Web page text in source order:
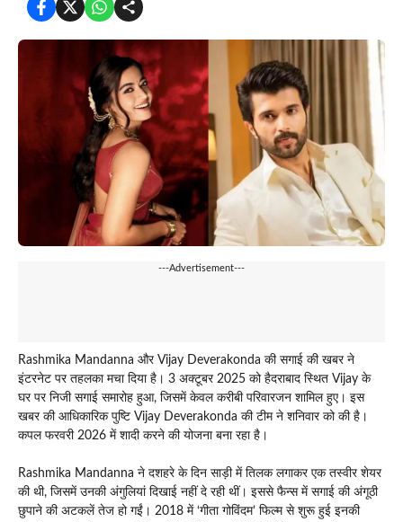
---Advertisement---
Rashmika Mandanna और Vijay Deverakonda की सगाई की खबर ने
इंटरनेट पर तहलका मचा दिया है। 3 अक्टूबर 2025 को हैदराबाद स्थित Vijay के
घर पर निजी सगाई समारोह हुआ, जिसमें केवल करीबी परिवारजन शामिल हुए। इस
खबर की आधिकारिक पुष्टि Vijay Deverakonda की टीम ने शनिवार को की है।
कपल फरवरी 2026 में शादी करने की योजना बना रहा है।
Rashmika Mandanna ने दशहरे के दिन साड़ी में तिलक लगाकर एक तस्वीर शेयर
की थी, जिसमें उनकी अंगुलियां दिखाई नहीं दे रही थीं। इससे फैन्स में सगाई की अंगूठी
छुपाने की अटकलें तेज हो गईं। 2018 में ‘गीता गोविंदम’ फिल्म से शुरू हुई इनकी